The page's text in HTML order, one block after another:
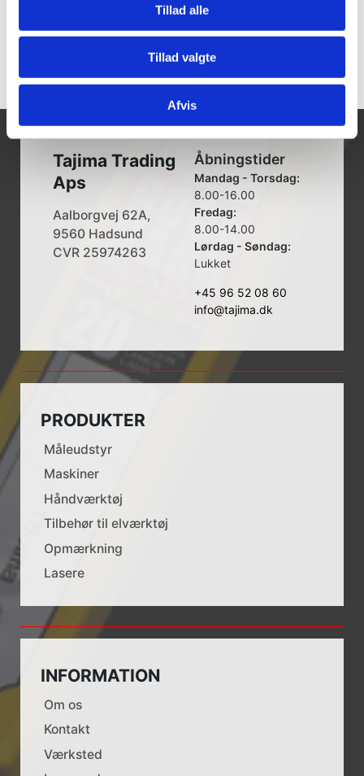
Tillad alle
Tillad valgte
Afvis
Tajima Trading
Aps
Aalborgvej 62A,
9560 Hadsund
CVR 25974263
Åbningstider
Mandag - Torsdag:
8.00-16.00
Fredag:
8.00-14.00
Lørdag - Søndag:
Lukket
+45 96 52 08 60
info@tajima.dk
PRODUKTER
Måleudstyr
Maskiner
Håndværktøj
Tilbehør til elværktøj
Opmærkning
Lasere
INFORMATION
Om os
Kontakt
Værksted